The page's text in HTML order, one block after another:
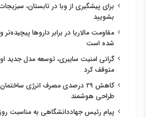
برای پیشگیری از وبا در تابستان،
بشویید
مقاومت مالاریا در برابر داروها پیچیده‌تر
شده است
گرانی امنیت سایبری، توسعه مدل جدید
متوقف کرد
کاهش ۲۹ درصدی مصرف انرژی
طراحی هوشمند
پیام رئیس جهاددانشگاهی به مناسبت روز